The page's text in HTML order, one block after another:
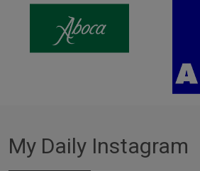
My Daily Instagram